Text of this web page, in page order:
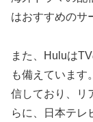
はおすすめのサ
また、Huluは
も備えています
信しており、リ
らに、日本テレ